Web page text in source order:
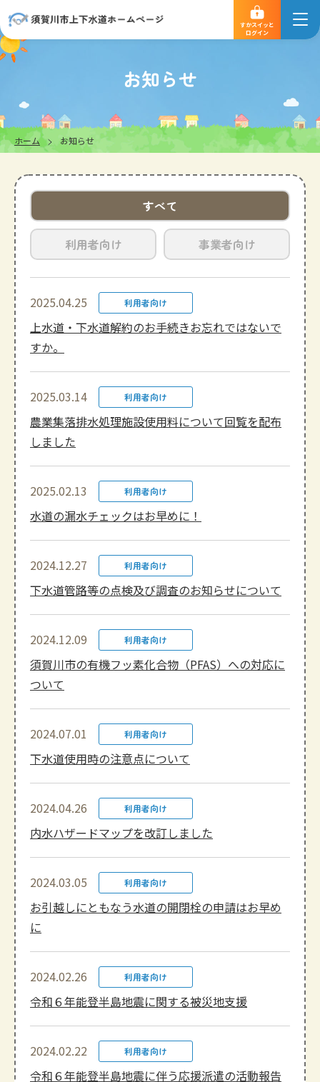
すかスイッと
ログイン
お知らせ
ホーム お知らせ
すべて
利用者向け 事業者向け
2025.04.25 利用者向け
上水道・下水道解約のお手続きお忘れではないで
すか。
2025.03.14 利用者向け
農業集落排水処理施設使用料について回覧を配布
しました
2025.02.13 利用者向け
水道の漏水チェックはお早めに！
2024.12.27 利用者向け
下水道管路等の点検及び調査のお知らせについて
2024.12.09 利用者向け
須賀川市の有機フッ素化合物（PFAS）への対応に
ついて
2024.07.01 利用者向け
下水道使用時の注意点について
2024.04.26 利用者向け
内水ハザードマップを改訂しました
2024.03.05 利用者向け
お引越しにともなう水道の開閉栓の申請はお早め
に
2024.02.26 利用者向け
令和６年能登半島地震に関する被災地支援
2024.02.22 利用者向け
令和６年能登半島地震に伴う応援派遣の活動報告